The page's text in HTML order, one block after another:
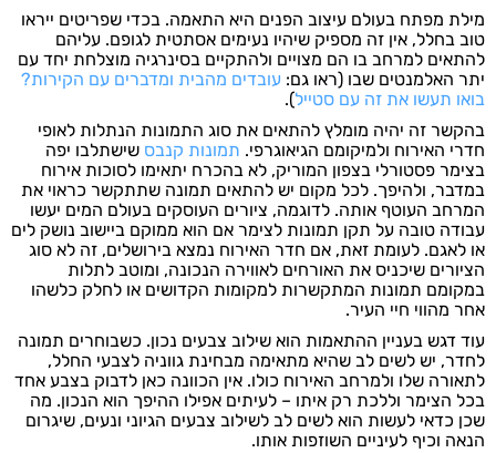
מילת מפתח בעולם עיצוב הפנים היא התאמה. בכדי שפריטים ייראו
טוב בחלל, אין זה מספיק שיהיו נעימים אסתטית לגופם. עליהם
להתאים למרחב בו הם מצויים ולהתקיים בסינרגיה מוצלחת יחד עם
יתר האלמנטים שבו (ראו גם: עובדים מהבית ומדברים עם הקירות?
בואו תעשו את זה עם סטייל).
בהקשר זה יהיה מומלץ להתאים את סוג התמונות הנתלות לאופי
חדרי האירוח ולמיקומם הגיאוגרפי. תמונות קנבס שישתלבו יפה
בצימר פסטורלי בצפון המוריק, לא בהכרח יתאימו לסוכות אירוח
במדבר, ולהיפך. לכל מקום יש להתאים תמונה שתתקשר כראוי את
המרחב העוטף אותה. לדוגמה, ציורים העוסקים בעולם המים יעשו
עבודה טובה על תקן תמונות לצימר אם הוא ממוקם ביישוב נושק לים
או לאגם. לעומת זאת, אם חדר האירוח נמצא בירושלים, זה לא סוג
הציורים שיכניס את האורחים לאווירה הנכונה, ומוטב לתלות
במקומם תמונות המתקשרות למקומות הקדושים או לחלק כלשהו
אחר מהווי חיי העיר.
עוד דגש בעניין ההתאמות הוא שילוב צבעים נכון. כשבוחרים תמונה
לחדר, יש לשים לב שהיא מתאימה מבחינת גווניה לצבעי החלל,
לתאורה שלו ולמרחב האירוח כולו. אין הכוונה כאן לדבוק בצבע אחד
בכל הצימר וללכת רק איתו – לעיתים אפילו ההיפך הוא הנכון. מה
שכן כדאי לעשות הוא לשים לב לשילוב צבעים הגיוני ונעים, שיגרום
הנאה וכיף לעיניים השוזפות אותו.